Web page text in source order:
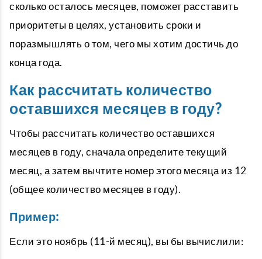
сколько осталось месяцев, поможет расставить
приоритеты в целях, установить сроки и
поразмышлять о том, чего мы хотим достичь до
конца года.
Как рассчитать количество
оставшихся месяцев в году?
Чтобы рассчитать количество оставшихся
месяцев в году, сначала определите текущий
месяц, а затем вычтите номер этого месяца из 12
(общее количество месяцев в году).
Пример:
Если это ноябрь (11-й месяц), вы бы вычислили: